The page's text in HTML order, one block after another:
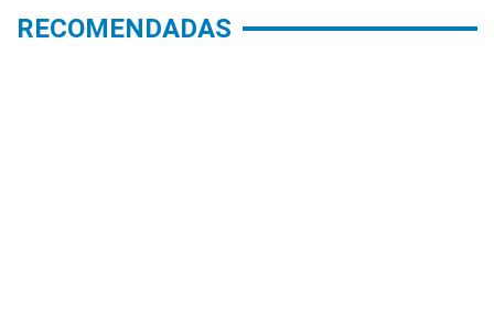
RECOMENDADAS